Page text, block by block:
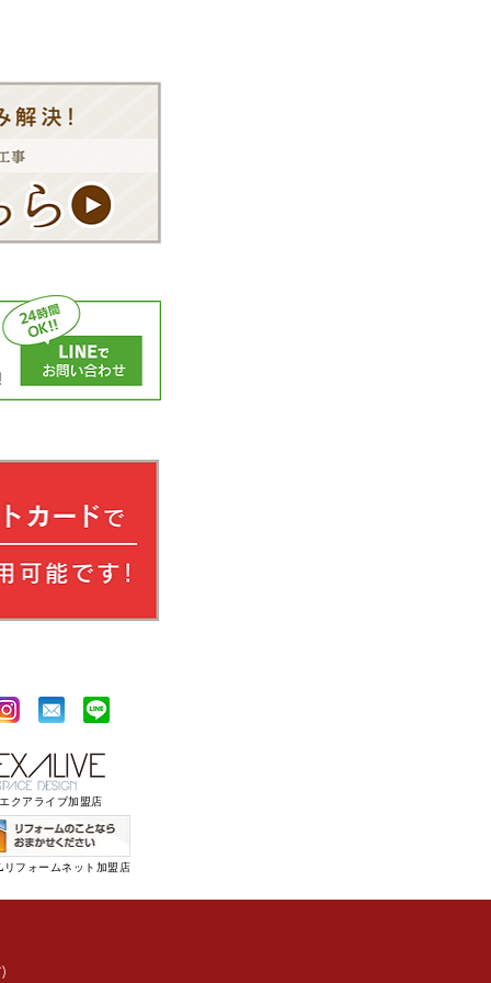
​エクアライブ加盟店
フォームネット加盟店